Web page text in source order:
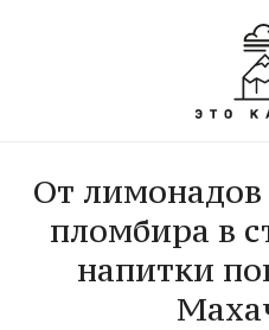
От лимонадов
пломбира в
напитки